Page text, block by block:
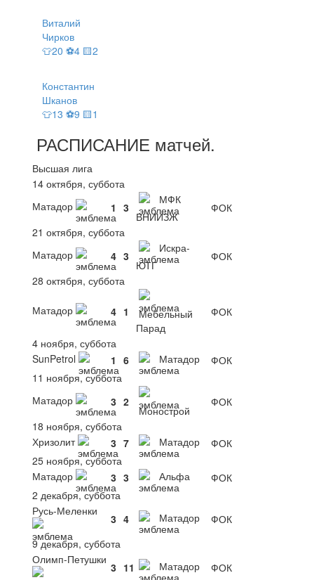
Виталий
Чирков
👕20 ⚽4 🟨2
Константин
Шканов
👕13 ⚽9 🟨1
РАСПИСАНИЕ матчей.
Высшая лига
14 октября, суббота
Матадор
1 3
МФК
ВНИИЗЖ
ФОК
21 октября, суббота
Матадор
4 3
Искра-
ЮТГ
ФОК
28 октября, суббота
Матадор 4 1
Мебельный
Парад
ФОК
4 ноября, суббота
SunPetrol
1 6 Матадор
ФОК
11 ноября, суббота
Матадор
3 2
Монострой
ФОК
18 ноября, суббота
Хризолит
3 7 Матадор
ФОК
25 ноября, суббота
Матадор
3 3 Альфа
ФОК
2 декабря, суббота
Русь-Меленки
3 4 Матадор
ФОК
9 декабря, суббота
Олимп-Петушки
3 11 Матадор ФОК